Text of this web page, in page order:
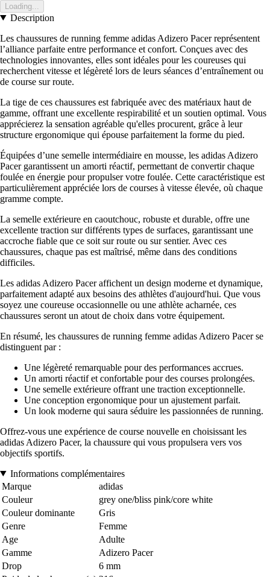
Loading...
Description
Les chaussures de running femme adidas Adizero Pacer représentent
l’alliance parfaite entre performance et confort. Conçues avec des
technologies innovantes, elles sont idéales pour les coureuses qui
recherchent vitesse et légèreté lors de leurs séances d’entraînement ou
de course sur route.
La tige de ces chaussures est fabriquée avec des matériaux haut de
gamme, offrant une excellente respirabilité et un soutien optimal. Vous
apprécierez la sensation agréable qu'elles procurent, grâce à leur
structure ergonomique qui épouse parfaitement la forme du pied.
Équipées d’une semelle intermédiaire en mousse, les adidas Adizero
Pacer garantissent un amorti réactif, permettant de convertir chaque
foulée en énergie pour propulser votre foulée. Cette caractéristique est
particulièrement appréciée lors de courses à vitesse élevée, où chaque
gramme compte.
La semelle extérieure en caoutchouc, robuste et durable, offre une
excellente traction sur différents types de surfaces, garantissant une
accroche fiable que ce soit sur route ou sur sentier. Avec ces
chaussures, chaque pas est maîtrisé, même dans des conditions
difficiles.
Les adidas Adizero Pacer affichent un design moderne et dynamique,
parfaitement adapté aux besoins des athlètes d'aujourd'hui. Que vous
soyez une coureuse occasionnelle ou une athlète acharnée, ces
chaussures seront un atout de choix dans votre équipement.
En résumé, les chaussures de running femme adidas Adizero Pacer se
distinguent par :
Une légèreté remarquable pour des performances accrues.
Un amorti réactif et confortable pour des courses prolongées.
Une semelle extérieure offrant une traction exceptionnelle.
Une conception ergonomique pour un ajustement parfait.
Un look moderne qui saura séduire les passionnées de running.
Offrez-vous une expérience de course nouvelle en choisissant les
adidas Adizero Pacer, la chaussure qui vous propulsera vers vos
objectifs sportifs.
Informations complémentaires
Marque
adidas
Couleur
grey one/bliss pink/core white
Couleur dominante
Gris
Genre
Femme
Age
Adulte
Gamme
Adizero Pacer
Drop
6 mm